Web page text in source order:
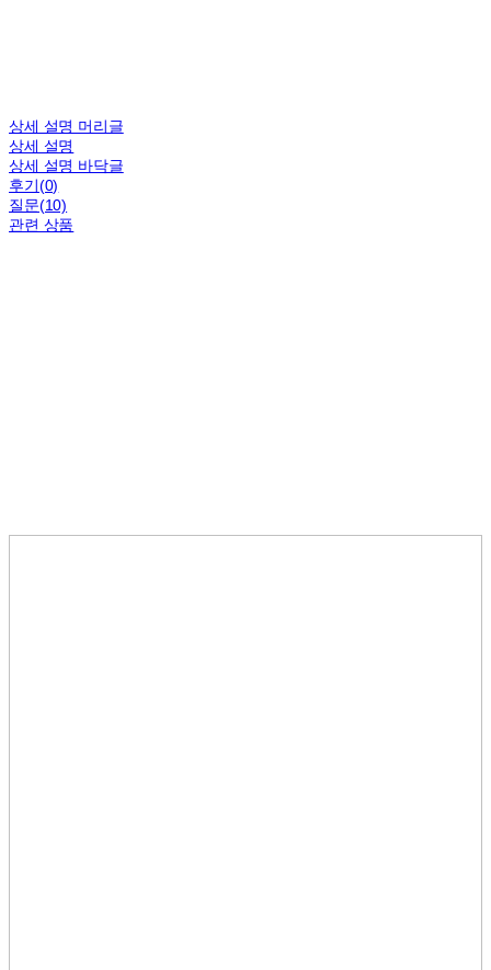
상세 설명 머리글
상세 설명
상세 설명 바닥글
후기(0)
질문(10)
관련 상품